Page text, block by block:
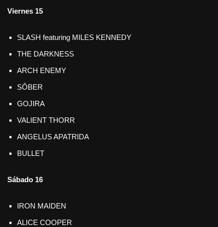
Viernes 15
SLASH featuring MILES KENNEDY
THE DARKNESS
ARCH ENEMY
SÔBER
GOJIRA
VALIENT THORR
ANGELUS APATRIDA
BULLET
Sábado 16
IRON MAIDEN
ALICE COOPER